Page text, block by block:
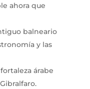
ahora que
balneario
y las
árabe